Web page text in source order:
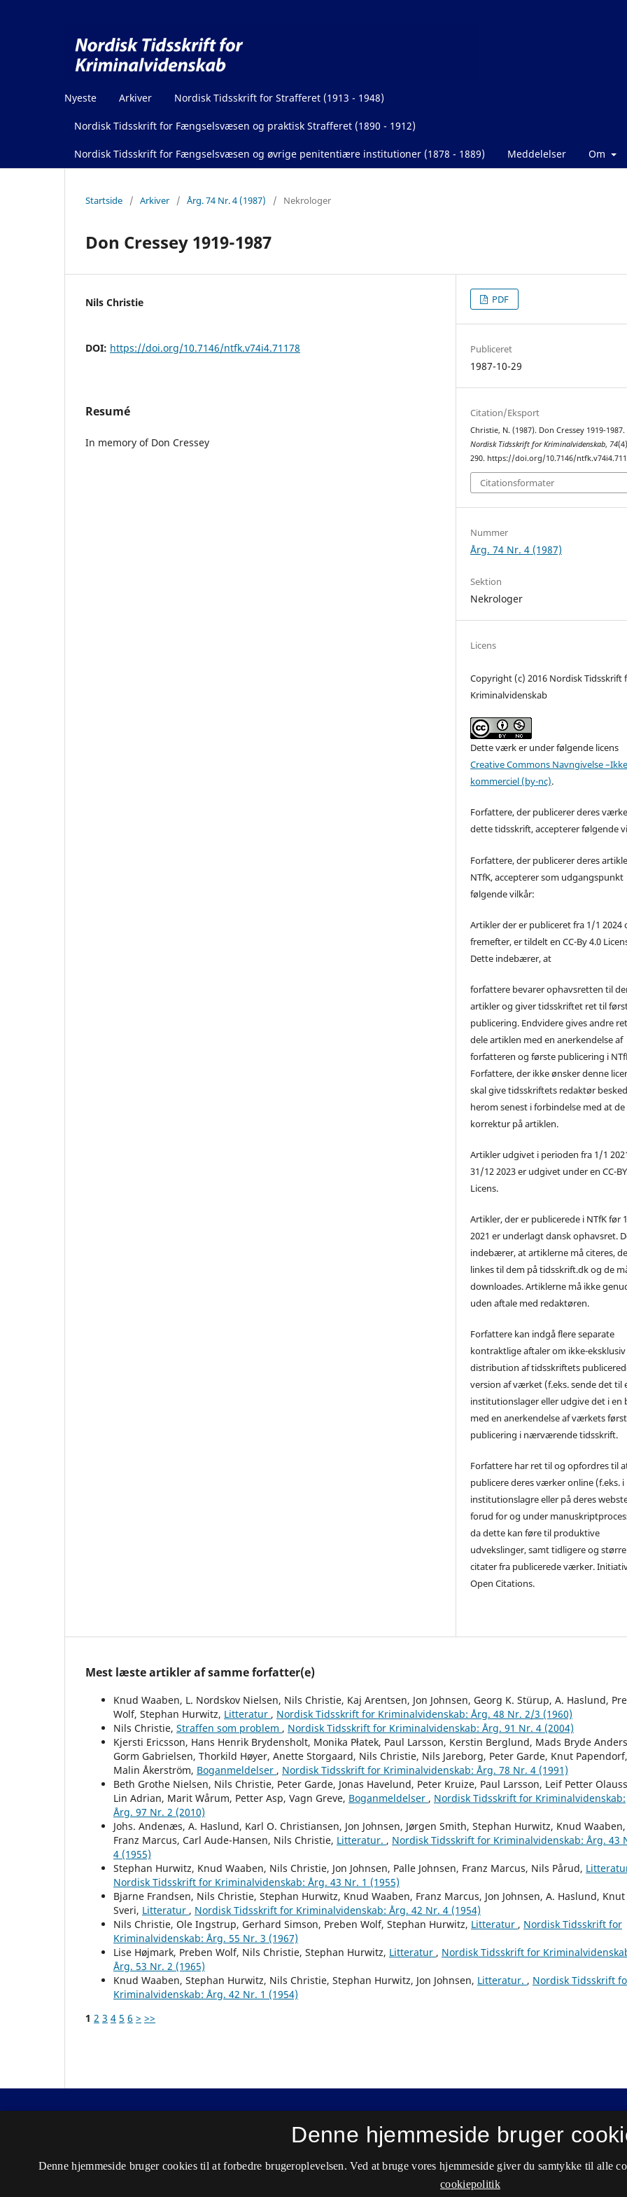
Nyeste Arkiver Nordisk Tidsskrift for Strafferet (1913 - 1948)
Nordisk Tidsskrift for Fængselsvæsen og praktisk Strafferet (1890 - 1912)
Nordisk Tidsskrift for Fængselsvæsen og øvrige penitentiære institutioner (1878 - 1889) Meddelelser Om
Startside / Arkiver / Årg. 74 Nr. 4 (1987) / Nekrologer
Don Cressey 1919-1987
Nils Christie
DOI: https://doi.org/10.7146/ntfk.v74i4.71178
Resumé
In memory of Don Cressey
PDF
Publiceret
1987-10-29
Citation/Eksport
Christie, N. (1987). Don Cressey 1919-1987.
Nordisk Tidsskrift for Kriminalvidenskab, 74
290. https://doi.org/10.7146/
Citationsformater
Nummer
Årg. 74 Nr. 4 (1987)
Sektion
Nekrologer
Licens
Copyright (c) 2016 Nordisk Tidsskrift
Kriminalvidenskab
Dette værk er under følgende licens
Creative Commons Navngivelse
kommerciel (by-nc).
Forfattere, der publicerer deres
dette tidsskrift, accepterer følgende
Forfattere, der publicerer deres
NTfK, accepterer som udgangspunkt
følgende vilkår:
Artikler der er publiceret fra 1/1 2024
fremefter, er tildelt en CC-By 4.0
Dette indebærer, at
forfattere bevarer ophavsretten til
artikler og giver tidsskriftet ret til
publicering. Endvidere gives andre
dele artiklen med en anerkendelse af
forfatteren og første publicering i
Forfattere, der ikke ønsker denne
skal give tidsskriftets redaktør besked
herom senest i forbindelse med at
korrektur på artiklen.
Artikler udgivet i perioden fra 1/1
31/12 2023 er udgivet under en CC-
Licens.
Artikler, der er publicerede i NTfK før
2021 er underlagt dansk ophavsret.
indebærer, at artiklerne må citeres,
linkes til dem på tidsskrift.dk og de
downloades. Artiklerne må ikke
uden aftale med redaktøren.
Forfattere kan indgå flere separate
kontraktlige aftaler om ikke-eksklusiv
distribution af tidsskriftets
version af værket (f.eks. sende det til
institutionslager eller udgive det i en
med en anerkendelse af værkets
publicering i nærværende tidsskrift.
Forfattere har ret til og opfordres til
publicere deres værker online (f.eks. i
institutionslagre eller på deres
forud for og under
da dette kan føre til produktive
udvekslinger, samt tidligere og større
citater fra publicerede værker.
Open Citations.
Mest læste artikler af samme forfatter(e)
Knud Waaben, L. Nordskov Nielsen, Nils Christie, Kaj Arentsen, Jon Johnsen, Georg K. Stürup, A. Haslund,
Wolf, Stephan Hurwitz, Litteratur , Nordisk Tidsskrift for Kriminalvidenskab: Årg. 48 Nr. 2/3 (1960)
Nils Christie, Straffen som problem , Nordisk Tidsskrift for Kriminalvidenskab: Årg. 91 Nr. 4 (2004)
Kjersti Ericsson, Hans Henrik Brydensholt, Monika Płatek, Paul Larsson, Kerstin Berglund, Mads Bryde
Gorm Gabrielsen, Thorkild Høyer, Anette Storgaard, Nils Christie, Nils Jareborg, Peter Garde, Knut Papendorf,
Malin Åkerström, Boganmeldelser , Nordisk Tidsskrift for Kriminalvidenskab: Årg. 78 Nr. 4 (1991)
Beth Grothe Nielsen, Nils Christie, Peter Garde, Jonas Havelund, Peter Kruize, Paul Larsson, Leif Petter
Lin Adrian, Marit Wårum, Petter Asp, Vagn Greve, Boganmeldelser , Nordisk Tidsskrift for Kriminalvidenskab:
Årg. 97 Nr. 2 (2010)
Johs. Andenæs, A. Haslund, Karl O. Christiansen, Jon Johnsen, Jørgen Smith, Stephan Hurwitz, Knud Waaben,
Franz Marcus, Carl Aude-Hansen, Nils Christie, Litteratur. , Nordisk Tidsskrift for Kriminalvidenskab: Årg. 43
4 (1955)
Stephan Hurwitz, Knud Waaben, Nils Christie, Jon Johnsen, Palle Johnsen, Franz Marcus, Nils Pårud,
Nordisk Tidsskrift for Kriminalvidenskab: Årg. 43 Nr. 1 (1955)
Bjarne Frandsen, Nils Christie, Stephan Hurwitz, Knud Waaben, Franz Marcus, Jon Johnsen, A. Haslund, Knut
Sveri, Litteratur , Nordisk Tidsskrift for Kriminalvidenskab: Årg. 42 Nr. 4 (1954)
Nils Christie, Ole Ingstrup, Gerhard Simson, Preben Wolf, Stephan Hurwitz, Litteratur , Nordisk Tidsskrift for
Kriminalvidenskab: Årg. 55 Nr. 3 (1967)
Lise Højmark, Preben Wolf, Nils Christie, Stephan Hurwitz, Litteratur , Nordisk Tidsskrift for
Årg. 53 Nr. 2 (1965)
Knud Waaben, Stephan Hurwitz, Nils Christie, Stephan Hurwitz, Jon Johnsen, Litteratur. , Nordisk Tidsskrift
Kriminalvidenskab: Årg. 42 Nr. 1 (1954)
1 2 3 4 5 6 > >>
Nordisk Tidsskrift for Kriminalvidenskab
ISSN 2446-3051 (Online)
Denne hjemmeside bruger
Denne hjemmeside bruger cookies til at forbedre brugeroplevelsen. Ved at bruge vores hjemmeside giver du samtykke til alle
cookiepolitik